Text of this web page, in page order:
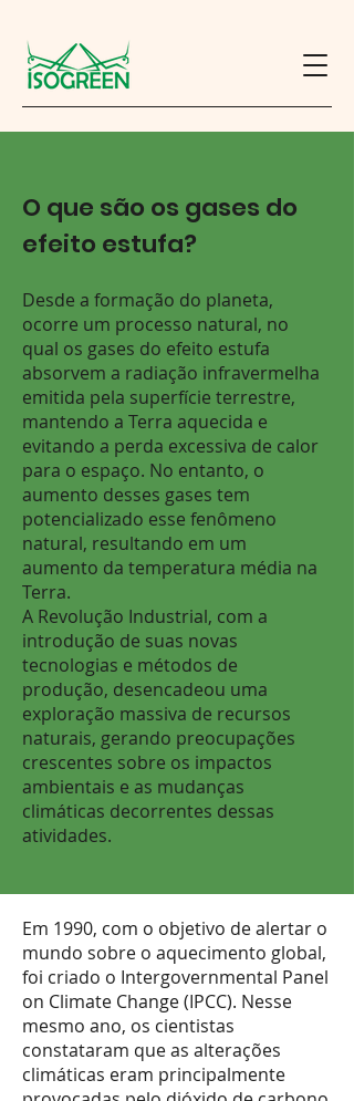
O que são os gases do
efeito estufa?
Desde a formação do planeta,
ocorre um processo natural, no
qual os gases do efeito estufa
absorvem a radiação infravermelha
emitida pela superfície terrestre,
mantendo a Terra aquecida e
evitando a perda excessiva de calor
para o espaço. No entanto, o
aumento desses gases tem
potencializado esse fenômeno
natural, resultando em um
aumento da temperatura média na
Terra.
A Revolução Industrial, com a
introdução de suas novas
tecnologias e métodos de
produção, desencadeou uma
exploração massiva de recursos
naturais, gerando preocupações
crescentes sobre os impactos
ambientais e as mudanças
climáticas decorrentes dessas
atividades.
Em 1990, com o objetivo de alertar o
mundo sobre o aquecimento global,
foi criado o Intergovernmental Panel
on Climate Change (IPCC). Nesse
mesmo ano, os cientistas
constataram que as alterações
climáticas eram principalmente